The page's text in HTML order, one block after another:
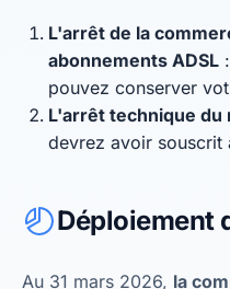
L'arrêt de la
abonnements ADSL
pouvez conserver
L'arrêt technique du
devrez avoir
Déploiement
Au 31 mars 2026, la